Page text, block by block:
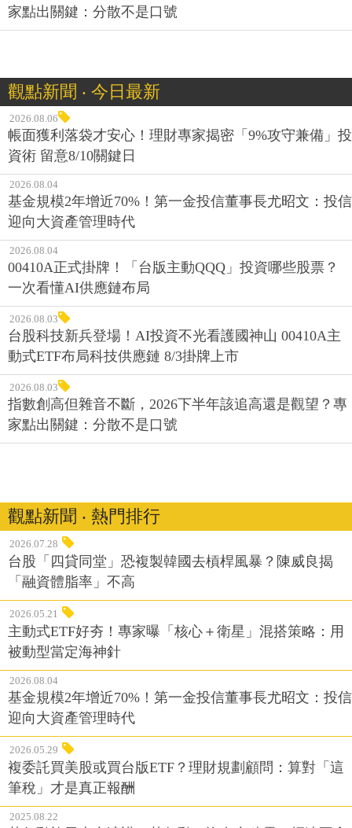
家點出關鍵：分散不是口號
觀點新聞 ‧ 今日最新
2026.08.06
帳面獲利落袋才安心！理財專家揭密「9%攻守兼備」投
資術 留意8/10關鍵日
2026.08.04
基金規模2年增近70%！第一金投信董事長尤昭文：投信
迎向大資產管理時代
2026.08.04
00410A正式掛牌！「台版主動QQQ」投資哪些股票？
一次看懂AI供應鏈布局
2026.08.03
台股科技新兵登場！AI投資不光看護國神山 00410A主
動式ETF布局科技供應鏈 8/3掛牌上市
2026.08.03
指數創高但雜音不斷，2026下半年該追高還是觀望？專
家點出關鍵：分散不是口號
觀點新聞 ‧ 熱門排行
2026.07.28
台股「四貸同堂」恐複製韓國去槓桿風暴？陳威良揭
「融資體脂率」不高
2026.05.21
主動式ETF好夯！專家曝「核心＋衛星」混搭策略：用
被動型當定海神針
2026.08.04
基金規模2年增近70%！第一金投信董事長尤昭文：投信
迎向大資產管理時代
2026.05.29
複委託買美股或買台版ETF？理財規劃顧問：算對「這
筆稅」才是真正報酬
2025.08.22